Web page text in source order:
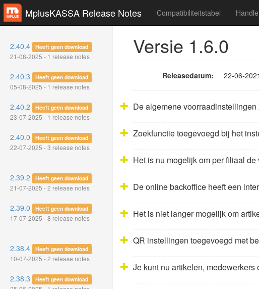
MplusKASSA Release Notes Compatibiliteitstabel
2.40.4 Heeft geen download
21-08-2025 - 1 release notes
2.40.3 Heeft geen download
05-08-2025 - 1 release notes
2.40.2 Heeft geen download
23-07-2025 - 1 release notes
2.40.0 Heeft geen download
22-07-2025 - 3 release notes
2.39.2 Heeft geen download
21-07-2025 - 2 release notes
2.39.0 Heeft geen download
17-07-2025 - 8 release notes
2.38.4 Heeft geen download
10-07-2025 - 2 release notes
2.38.3 Heeft geen download
Versie 1.6.0
Releasedatum: 22-06-2021
De algemene
Zoekfunctie toegevoegd bij het
Het is nu mogelijk om per filiaal
De online backoffice heeft een
Het is niet langer mogelijk om
QR instellingen toegevoegd met
Je kunt nu artikelen, medewerkers